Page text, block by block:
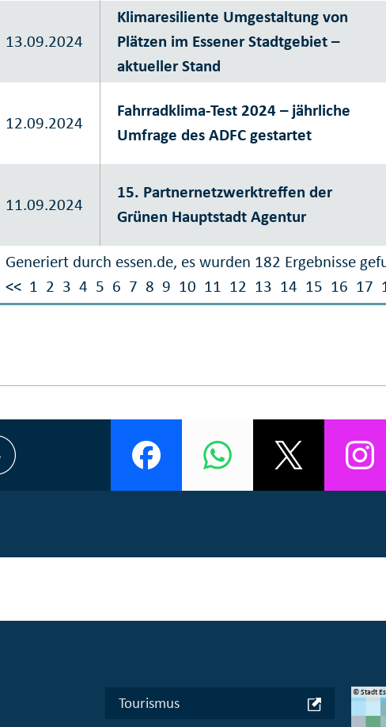
Generiert durch essen.de, es wurden 182 Ergebnisse
<< 1 2 3 4 5 6 7 8 9 10 11 12 13 14 15 16 17
13.09.2024
Klimaresiliente Umgestaltung von
Plätzen im Essener Stadtgebiet –
aktueller Stand
12.09.2024
Fahrradklima-Test 2024 – jährliche
Umfrage des ADFC gestartet
11.09.2024
15. Partnernetzwerktreffen der
Grünen Hauptstadt Agentur
Tourismus
© Stadt